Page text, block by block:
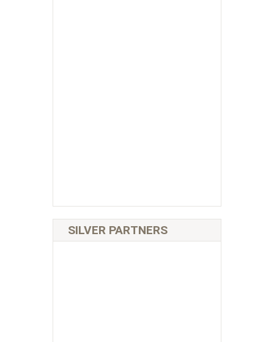
SILVER PARTNERS